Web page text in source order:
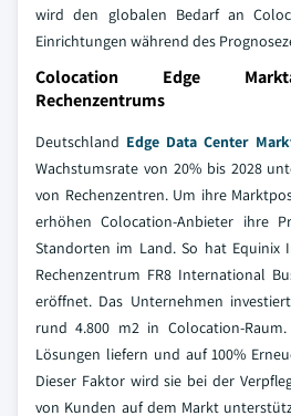
wird den globalen Bedarf an
Einrichtungen während des
Colocation Edge
Rechenzentrums
Deutschland Edge Data Center
Wachstumsrate von 20% bis 2028
von Rechenzentren. Um ihre
erhöhen Colocation-Anbieter ihre
Standorten im Land. So hat Equinix
Rechenzentrum FR8 International
eröffnet. Das Unternehmen
rund 4.800 m2 in Colocation-
Lösungen liefern und auf 100%
Dieser Faktor wird sie bei der
von Kunden auf dem Markt